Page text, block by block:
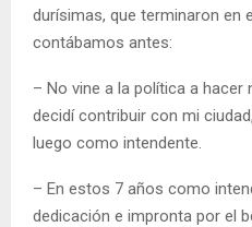
durísimas, que terminaron en
contábamos antes:
– No vine a la política a hacer
decidí contribuir con mi
luego como intendente.
– En estos 7 años como
dedicación e impronta por el